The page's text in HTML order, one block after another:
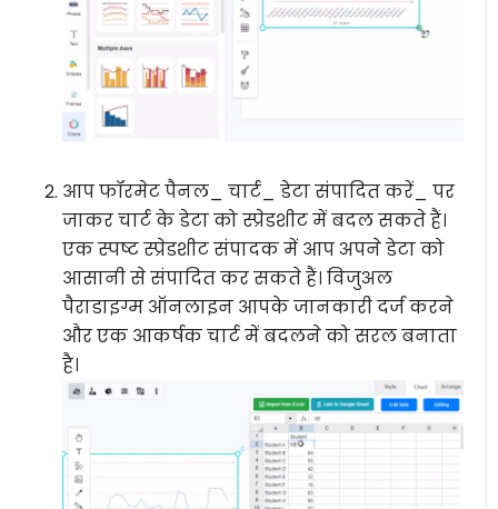
आप फॉरमेट पैनल_ चार्ट_ डेटा संपादित करें_ पर
जाकर चार्ट के डेटा को स्प्रेडशीट में बदल सकते हैं।
एक स्पष्ट स्प्रेडशीट संपादक में आप अपने डेटा को
आसानी से संपादित कर सकते हैं। विजुअल
पैराडाइग्म ऑनलाइन आपके जानकारी दर्ज करने
और एक आकर्षक चार्ट में बदलने को सरल बनाता
है।